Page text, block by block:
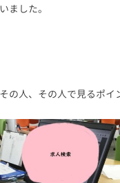
ました。
の人、その人で見るポイ